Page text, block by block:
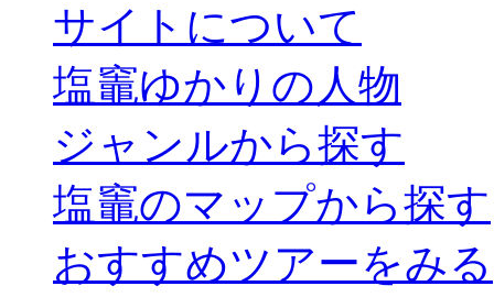
サイトについて
塩竈ゆかりの人物
ジャンルから探す
塩竈のマップから探す
おすすめツアーをみる